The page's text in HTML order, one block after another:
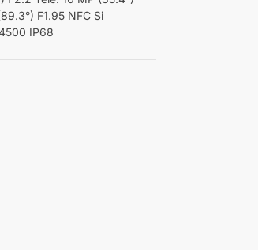
F1.95 NFC Si
IP68